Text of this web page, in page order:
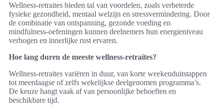
Wellness-retraites bieden tal van voordelen, zoals verbeterde
fysieke gezondheid, mentaal welzijn en stressvermindering. Door
de combinatie van ontspanning, gezonde voeding en
mindfulness-oefeningen kunnen deelnemers hun energieniveau
verhogen en innerlijke rust ervaren.
Hoe lang duren de meeste wellness-retraites?
Wellness-retraites variëren in duur, van korte weekenduitstappen
tot meerdaagse of zelfs wekelijkse deelgenomen programma’s.
De keuze hangt vaak af van persoonlijke behoeften en
beschikbare tijd.